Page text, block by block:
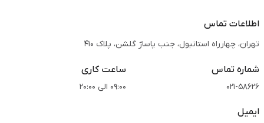
اطلاعات تماس
تهران، چهارراه استانبول، جنب پاساژ گلشن، پلاک 410
شماره تماس
021-58626
ساعت کاری
09:00 الی 20:00
ایمیل